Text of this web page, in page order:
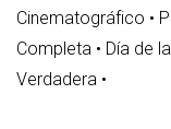
Cinematográfico •
Completa • Día de
Verdadera •